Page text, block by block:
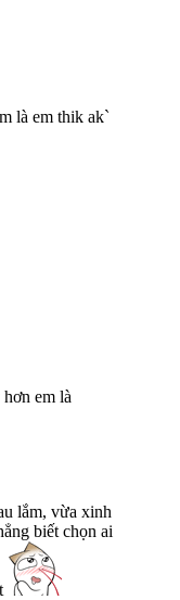
là em thik ak`
em là
lắm, vừa xinh
biết chọn ai